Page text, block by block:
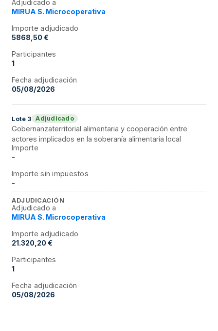
Adjudicado a
MIRUA S. Microcoperativa
Importe adjudicado
5868,50 €
Participantes
1
Fecha adjudicación
05/08/2026
Lote 3 Adjudicado
Gobernanzaterritorial alimentaria y cooperación entre
actores implicados en la soberanía alimentaria local
Importe
-
Importe sin impuestos
-
ADJUDICACIÓN
Adjudicado a
MIRUA S. Microcoperativa
Importe adjudicado
21.320,20 €
Participantes
1
Fecha adjudicación
05/08/2026